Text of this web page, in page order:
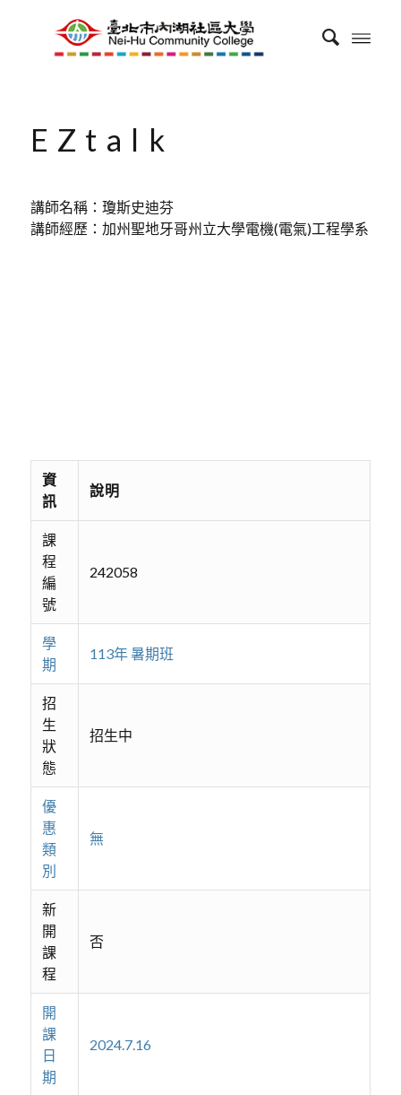
EZtalk
講師名稱：瓊斯史迪芬
講師經歷：加州聖地牙哥州立大學電機(電氣)工程學系
資
訊
說明
課
程
編
號
242058
學
期
113年 暑期班
招
生
狀
態
招生中
優
惠
類
別
無
新
開
課
程
否
開
課
日
期
2024.7.16